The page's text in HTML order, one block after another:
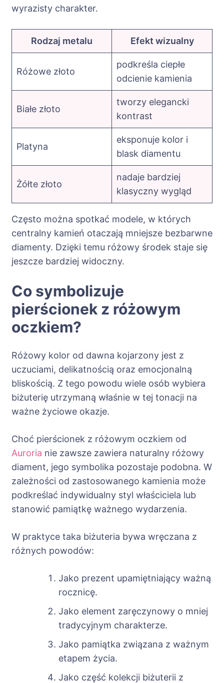
wyrazisty charakter.
Rodzaj metalu Efekt wizualny
Różowe złoto
podkreśla ciepłe
odcienie kamienia
Białe złoto
tworzy elegancki
kontrast
Platyna
eksponuje kolor i
blask diamentu
Żółte złoto
nadaje bardziej
klasyczny wygląd
Często można spotkać modele, w których
centralny kamień otaczają mniejsze bezbarwne
diamenty. Dzięki temu różowy środek staje się
jeszcze bardziej widoczny.
Co symbolizuje
pierścionek z różowym
oczkiem?
Różowy kolor od dawna kojarzony jest z
uczuciami, delikatnością oraz emocjonalną
bliskością. Z tego powodu wiele osób wybiera
biżuterię utrzymaną właśnie w tej tonacji na
ważne życiowe okazje.
Choć pierścionek z różowym oczkiem od
Auroria nie zawsze zawiera naturalny różowy
diament, jego symbolika pozostaje podobna. W
zależności od zastosowanego kamienia może
podkreślać indywidualny styl właściciela lub
stanowić pamiątkę ważnego wydarzenia.
W praktyce taka biżuteria bywa wręczana z
różnych powodów:
Jako prezent upamiętniający ważną
rocznicę.
Jako element zaręczynowy o mniej
tradycyjnym charakterze.
Jako pamiątka związana z ważnym
etapem życia.
Jako część kolekcji biżuterii z